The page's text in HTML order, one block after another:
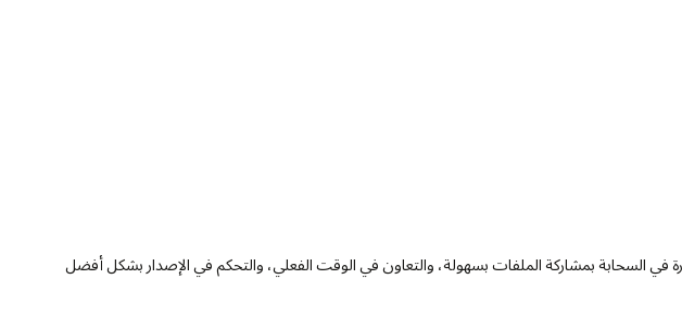
في السحابة بمشاركة الملفات بسهولة، والتعاون في الوقت الفعلي، والتحكم في الإصدار بشكل أفضل